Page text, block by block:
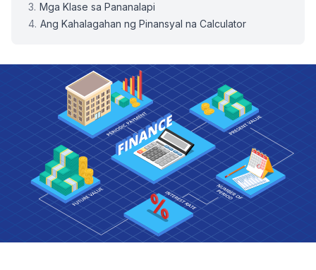
Mga Klase sa Pananalapi
Ang Kahalagahan ng Pinansyal na Calculator